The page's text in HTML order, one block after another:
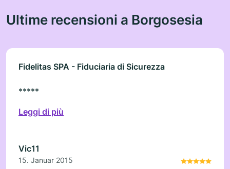
Ultime recensioni a Borgosesia
Fidelitas SPA - Fiduciaria di Sicurezza
*****
Leggi di più
Vic11
15. Januar 2015